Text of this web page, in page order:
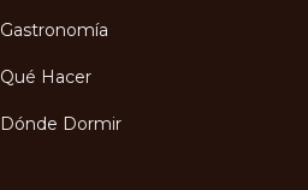
Gastronomía
Qué Hacer
Dónde Dormir